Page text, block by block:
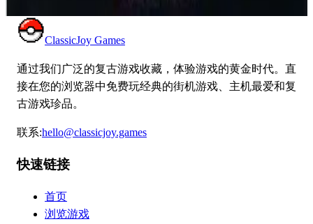
ClassicJoy Games
通过我们广泛的复古游戏收藏，体验游戏的黄金时代。直
接在您的浏览器中免费玩经典的街机游戏、主机最爱和复
古游戏珍品。
联系:hello@classicjoy.games
快速链接
首页
浏览游戏